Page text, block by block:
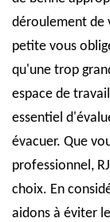
déroulement de
petite vous
qu'une trop
espace de
essentiel
évacuer. Que
professionnel,
choix. En
aidons à éviter